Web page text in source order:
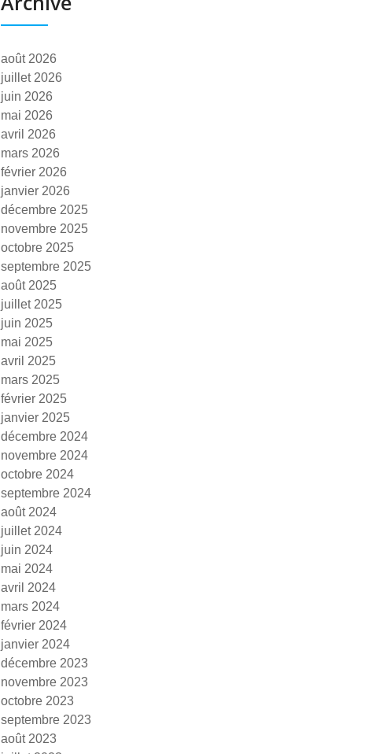
août 2026
juillet 2026
juin 2026
mai 2026
avril 2026
mars 2026
février 2026
janvier 2026
décembre 2025
novembre 2025
octobre 2025
septembre 2025
août 2025
juillet 2025
juin 2025
mai 2025
avril 2025
mars 2025
février 2025
janvier 2025
décembre 2024
novembre 2024
octobre 2024
septembre 2024
août 2024
juillet 2024
juin 2024
mai 2024
avril 2024
mars 2024
février 2024
janvier 2024
décembre 2023
novembre 2023
octobre 2023
septembre 2023
août 2023